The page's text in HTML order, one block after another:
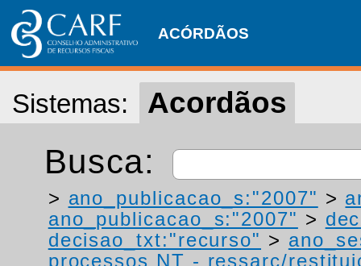
ACÓRDÃOS
Sistemas: Acordãos
Busca:
> ano_publicacao_s:"2007" >
ano_publicacao_s:"2007" >
decisao_txt:"recurso" >
processos NT - ressarc/